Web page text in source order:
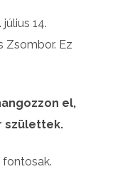
július 14.
Zsombor. Ez
el,
születtek.
fontosak.